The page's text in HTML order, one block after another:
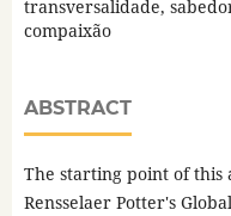
transversalidade,
compaixão
ABSTRACT
The starting point of this
Rensselaer Potter's